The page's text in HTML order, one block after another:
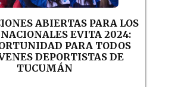
ABIERTAS PARA LOS
NACIONALES EVITA 2024:
PARA TODOS
DEPORTISTAS DE
TUCUMÁN